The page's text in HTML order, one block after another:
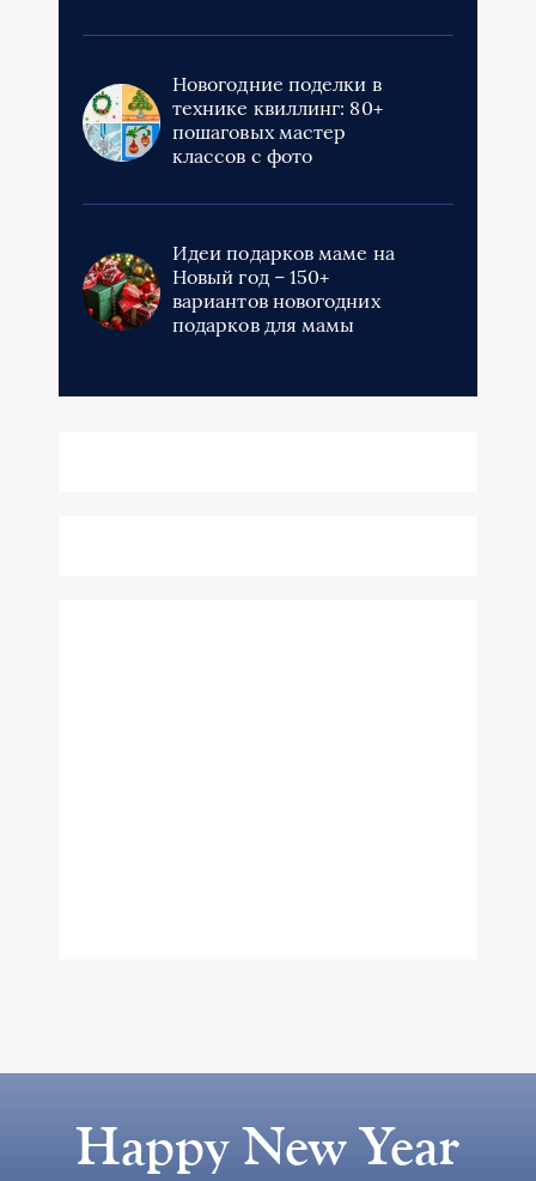
Новогодние поделки в
технике квиллинг: 80+
пошаговых мастер
классов с фото
Идеи подарков маме на
Новый год – 150+
вариантов новогодних
подарков для мамы
Happy New Year